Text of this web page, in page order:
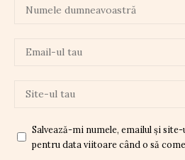
Salvează-mi numele, emailul și
pentru data viitoare când o să